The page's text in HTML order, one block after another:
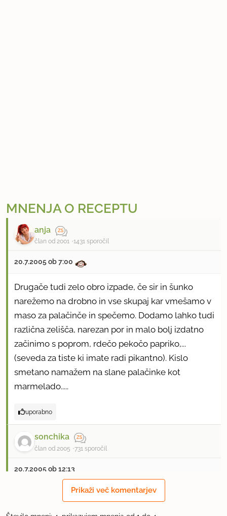
MNENJA O RECEPTU
anja
član od 2001 1431 sporočil
20.7.2005 ob 7:00
Drugače tudi zelo obro izpade, če sir in šunko
narežemo na drobno in vse skupaj kar vmešamo v
maso za palačinče in spečemo. Dodamo lahko tudi
različna zelišča, narezan por in malo bolj izdatno
začinimo s poprom, rdečo pekočo papriko,...
(seveda za tiste ki imate radi pikantno). Kislo
smetano namažem na slane palačinke kot
marmelado.....
uporabno
sonchika
član od 2005 731 sporočil
20.7.2005 ob 12:13
Njam, njam. Bo treba probat. :)
Prikaži več komentarjev